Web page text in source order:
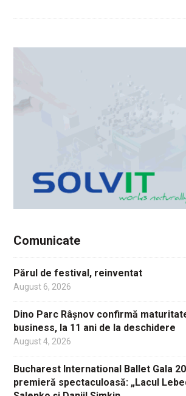
Comunicate
Părul de festival, reinventat
August 6, 2026
Dino Parc Râșnov confirmă
business, la 11 ani de la deschidere
August 4, 2026
Bucharest International Ballet Gala
premieră spectaculoasă: „Lacul